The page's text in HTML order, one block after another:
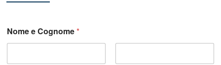
Nome e Cognome*